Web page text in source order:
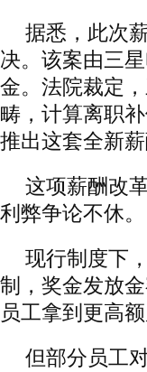
据悉，此次
决。该案由三
金。法院裁定
畴，计算离职
推出这套全新
这项薪酬改
利弊争论不休。
现行制度下
制，奖金发放
员工拿到更高额
但部分员工